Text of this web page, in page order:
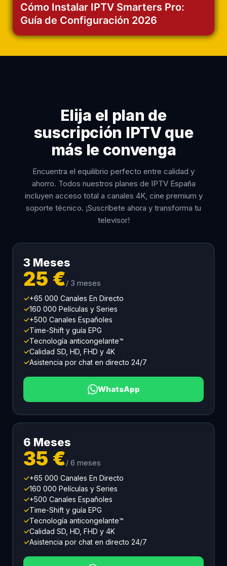
Cómo Instalar IPTV Smarters Pro:
Guía de Configuración 2026
Elija el plan de
suscripción IPTV que
más le convenga
Encuentra el equilibrio perfecto entre calidad y
ahorro. Todos nuestros planes de IPTV España
incluyen acceso total a canales 4K, cine premium y
soporte técnico. ¡Suscríbete ahora y transforma tu
televisor!
3 Meses
25 €/ 3 meses
✓+65 000 Canales En Directo
✓160 000 Películas y Series
✓+500 Canales Españoles
✓Time-Shift y guía EPG
✓Tecnología anticongelante™
✓Calidad SD, HD, FHD y 4K
✓Asistencia por chat en directo 24/7
WhatsApp
6 Meses
35 €/ 6 meses
✓+65 000 Canales En Directo
✓160 000 Películas y Series
✓+500 Canales Españoles
✓Time-Shift y guía EPG
✓Tecnología anticongelante™
✓Calidad SD, HD, FHD y 4K
✓Asistencia por chat en directo 24/7